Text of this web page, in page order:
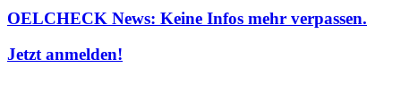
OELCHECK News: Keine Infos mehr verpassen.
Jetzt anmelden!